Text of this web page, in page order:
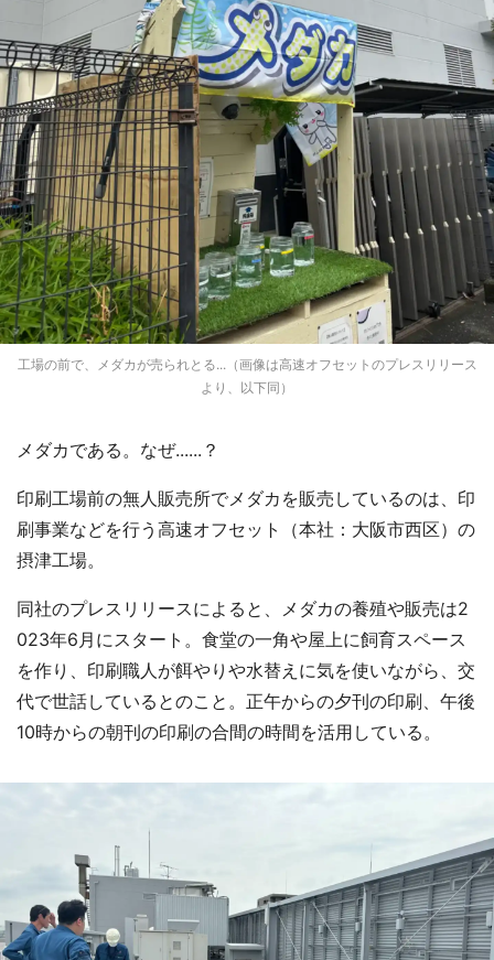
工場の前で、メダカが売られとる...（画像は高速オフセットのプレスリリース
より、以下同）
メダカである。なぜ......？
印刷工場前の無人販売所でメダカを販売しているのは、印
刷事業などを行う高速オフセット（本社：大阪市西区）の
摂津工場。
同社のプレスリリースによると、メダカの養殖や販売は2
023年6月にスタート。食堂の一角や屋上に飼育スペース
を作り、印刷職人が餌やりや水替えに気を使いながら、交
代で世話しているとのこと。正午からの夕刊の印刷、午後
10時からの朝刊の印刷の合間の時間を活用している。